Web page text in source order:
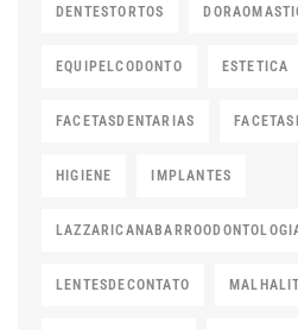
DENTESTORTOS
EQUIPELCODONTO ESTETICA
FACETASDENTARIAS
HIGIENE IMPLANTES
LENTESDECONTATO